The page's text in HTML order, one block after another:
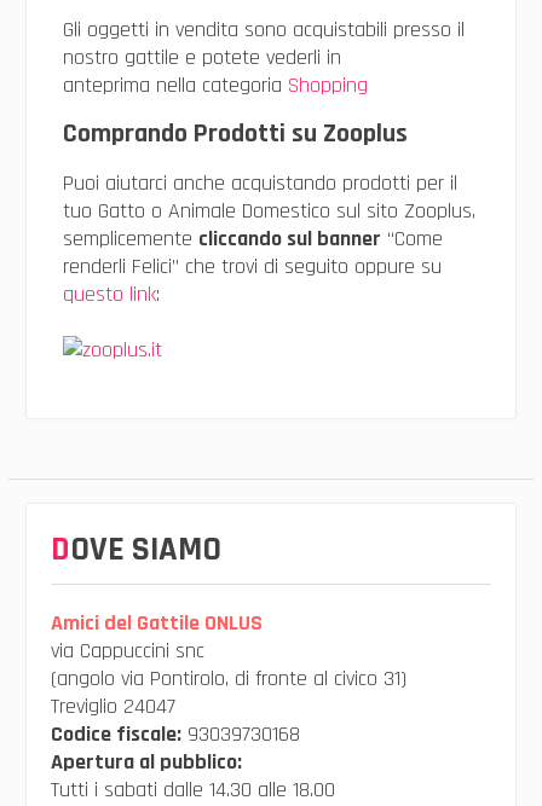
Gli oggetti in vendita sono acquistabili presso il
nostro gattile e potete vederli in
anteprima nella categoria Shopping
Comprando Prodotti su Zooplus
Puoi aiutarci anche acquistando prodotti per il
tuo Gatto o Animale Domestico sul sito Zooplus,
semplicemente cliccando sul banner “Come
renderli Felici” che trovi di seguito oppure su
questo link:
DOVE SIAMO
Amici del Gattile ONLUS
via Cappuccini snc
(angolo via Pontirolo, di fronte al civico 31)
Treviglio 24047
Codice fiscale:93039730168
Apertura al pubblico:
Tutti i sabati dalle 14.30 alle 18.00